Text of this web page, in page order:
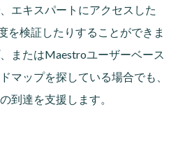
エキスパートにアクセスした
を検証したりすることができま
またはMaestroユーザーベース
マップを探している場合でも、
到達を支援します。